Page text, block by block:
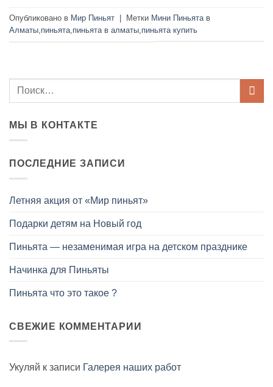
Опубликовано в Мир Пиньят | Метки Мини Пиньята в
Алматы пиньята пиньята в алматы пиньята купить
МЫ В КОНТАКТЕ
ПОСЛЕДНИЕ ЗАПИСИ
Летняя акция от «Мир пиньят»
Подарки детям на Новый год
Пиньята — незаменимая игра на детском празднике
Начинка для Пиньяты
Пиньята что это такое ?
СВЕЖИЕ КОММЕНТАРИИ
Укуляй к записи Галерея наших работ